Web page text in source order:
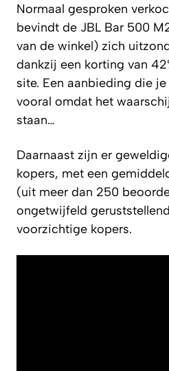
Normaal gesproken
bevindt de JBL Bar 500
van de winkel) zich
dankzij een korting van
site. Een aanbieding die
vooral omdat het
staan…
Daarnaast zijn er
kopers, met een
(uit meer dan 250
ongetwijfeld
voorzichtige kopers.